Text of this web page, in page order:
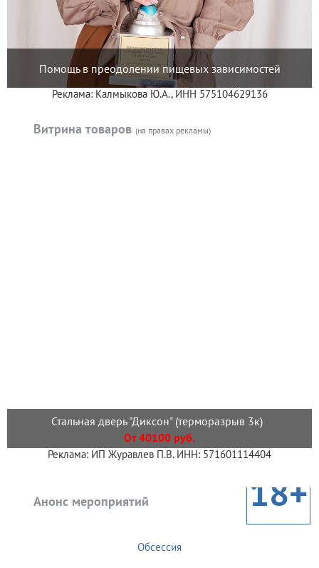
Помощь в преодолении пищевых зависимостей
Реклама: Калмыкова Ю.А., ИНН 575104629136
Витрина товаров (на правах рекламы)
Стальная дверь "Диксон" (терморазрыв 3к)
От 40100 руб.
Реклама: ИП Журавлев П.В. ИНН: 571601114404
Анонс мероприятий 18+
Обсессия